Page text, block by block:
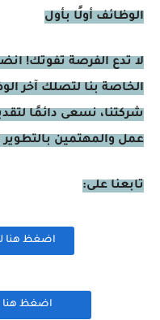
الوظائف أولًا بأول
لا تدع الفرصة تفوتك!
الخاصة بنا لتصلك آخر
شركتنا، نسعى دائمًا
عمل والمهتمين بالتطوير
تابعنا على:
اضغظ هنا
اضغظ هنا